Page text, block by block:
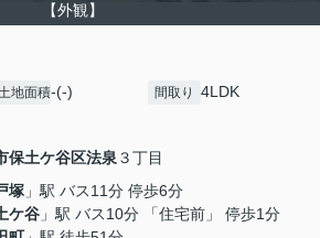
【外観】
地面積-(-) 間取り 4LDK
保土ケ谷区法泉３丁目
塚 」駅 バス11分 停歩6分
ケ谷 」駅 バス10分 「住宅前」 停歩1分